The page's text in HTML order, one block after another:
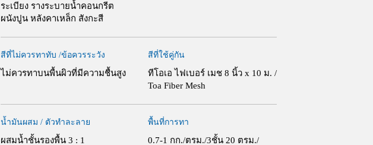
ระเบียง รางระบายน้ำคอนกรีต
ผนังปูน หลังคาเหล็ก สังกะสี
สีที่ไม่ควรทาทับ /ข้อควรระวัง
ไม่ควรทาบนพื้นผิวที่มีความชื้นสูง
สีที่ใช้คู่กัน
ทีโอเอ ไฟเบอร์ เมช 8 นิ้ว x 10 ม. /
Toa Fiber Mesh
น้ำมันผสม / ตัวทำละลาย
ผสมน้ำชั้นรองพื้น 3 : 1
พื้นที่การทา
0.7-1 กก./ตรม./3ชั้น 20 ตรม./